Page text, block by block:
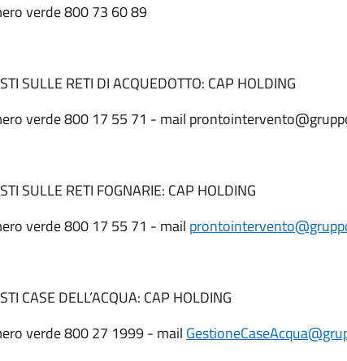
verde 800 73 60 89
SULLE RETI DI ACQUEDOTTO: CAP HOLDING
verde 800 17 55 71 - mail
SULLE RETI FOGNARIE: CAP HOLDING
verde 800 17 55 71 - mail
CASE DELL’ACQUA: CAP HOLDING
verde 800 27 1999 - mail